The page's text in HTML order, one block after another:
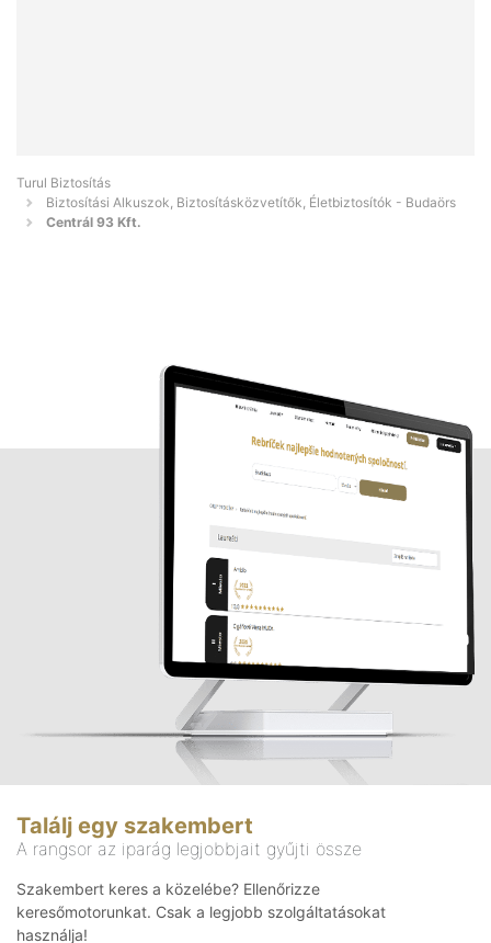
Turul Biztosítás
Biztosítási Alkuszok, Biztosításközvetítők, Életbiztosítók - Budaörs
Centrál 93 Kft.
Találj egy szakembert
A rangsor az iparág legjobbjait gyűjti össze
Szakembert keres a közelébe? Ellenőrizze
keresőmotorunkat. Csak a legjobb szolgáltatásokat
használja!